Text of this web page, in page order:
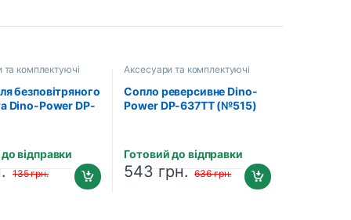
та комплектуючі
безповітряного
Dino-Power DP-
відправки
135грн.
Аксесуари та комплектуючі
Сопло реверсивне Dino-
Power DP-637TT (№515)
Готовий до відправки
543 грн. 636грн.